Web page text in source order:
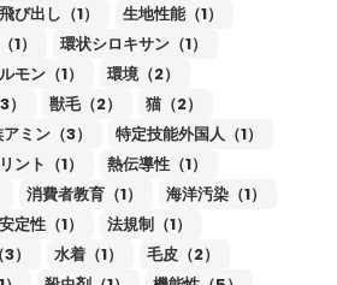
び出し（1）
生地性能（1）
1）
環状シロキサン（1）
モン（1）
環境（2）
獣毛（2）
猫（2）
ミン（3）
特定技能外国人（1）
ント（1）
熱伝導性（1）
消費者教育（1）
海洋汚染（1）
定性（1）
法規制（1）
） 水着（1）
毛皮（2）